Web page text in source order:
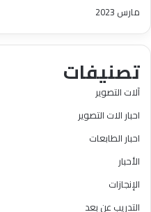
مارس 2023
تصنيفات
آلات التصوير
احبار الات التصوير
احبار الطابعات
الأحبار
الإنجازات
التدريب عن بعد